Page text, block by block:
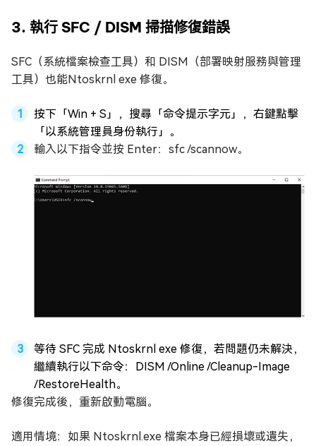
3. 執行 SFC / DISM 掃描修復錯誤
SFC（系統檔案檢查工具）和 DISM（部署映射服務與管理
工具）也能Ntoskrnl exe 修復。
按下「Win + S」，搜尋「命令提示字元」，右鍵點擊
「以系統管理員身份執行」。
輸入以下指令並按 Enter：sfc /scannow。
等待 SFC 完成 Ntoskrnl exe 修復，若問題仍未解決，
繼續執行以下命令：DISM /Online /Cleanup-Image
/RestoreHealth。
修復完成後，重新啟動電腦。
適用情境：如果 Ntoskrnl.exe 檔案本身已經損壞或遺失，